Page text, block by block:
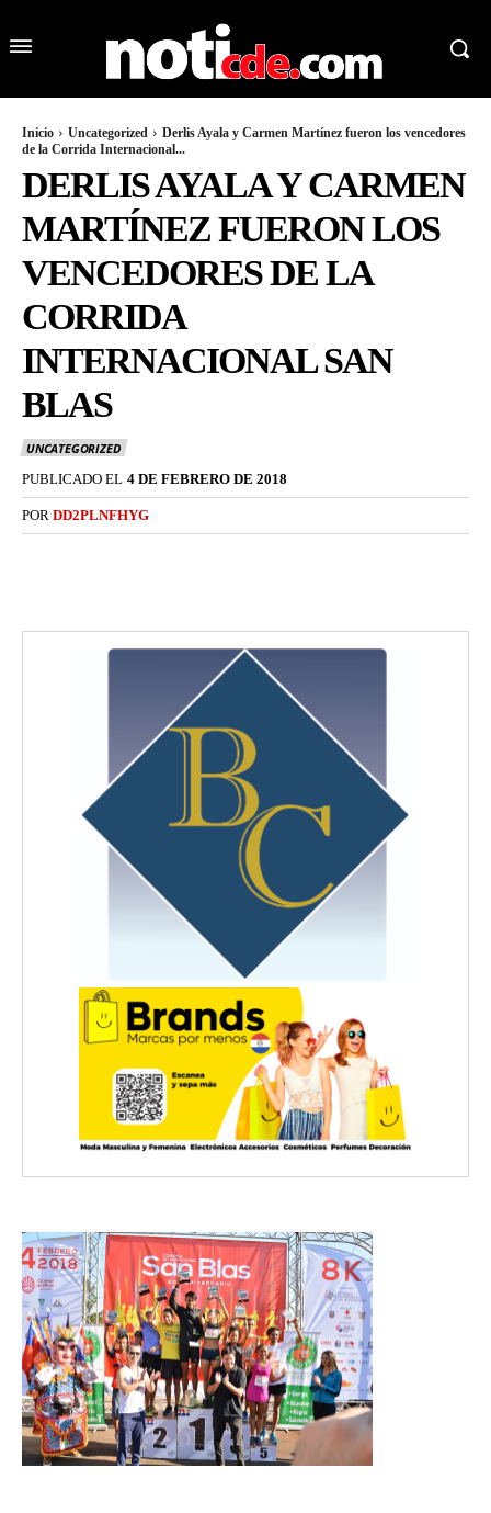
Inicio Uncategorized
Derlis Ayala y Carmen Martínez fueron los vencedores
de la Corrida Internacional...
DERLIS AYALA Y CARMEN
MARTÍNEZ FUERON LOS
VENCEDORES DE LA
CORRIDA
INTERNACIONAL SAN
BLAS
UNCATEGORIZED
PUBLICADO EL 4 DE FEBRERO DE 2018
POR DD2PLNFHYG